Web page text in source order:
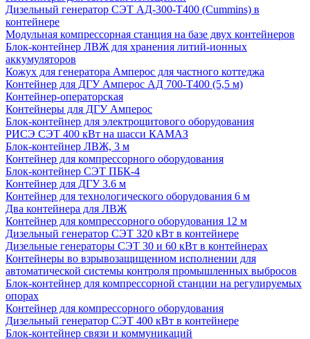
Дизельный генератор СЭТ АД-300-Т400 (Cummins) в
контейнере
Модульная компрессорная станция на базе двух контейнеров
Блок-контейнер ЛВЖ для хранения литий-ионных
аккумуляторов
Кожух для генератора Амперос для частного коттеджа
Контейнер для ДГУ Амперос АД 700-Т400 (5,5 м)
Контейнер-операторская
Контейнеры для ДГУ Амперос
Блок-контейнер для электрощитового оборудования
РИСЭ СЭТ 400 кВт на шасси КАМАЗ
Блок-контейнер ЛВЖ, 3 м
Контейнер для компрессорного оборудования
Блок-контейнер СЭТ ПБК-4
Контейнер для ДГУ 3.6 м
Контейнер для технологического оборудования 6 м
Два контейнера для ЛВЖ
Контейнер для компрессорного оборудования 12 м
Дизельный генератор СЭТ 320 кВт в контейнере
Дизельные генераторы СЭТ 30 и 60 кВт в контейнерах
Контейнеры во взрывозащищенном исполнении для
автоматической системы контроля промышленных выбросов
Блок-контейнер для компрессорной станции на регулируемых
опорах
Контейнер для компрессорного оборудования
Дизельный генератор СЭТ 400 кВт в контейнере
Блок-контейнер связи и коммуникаций